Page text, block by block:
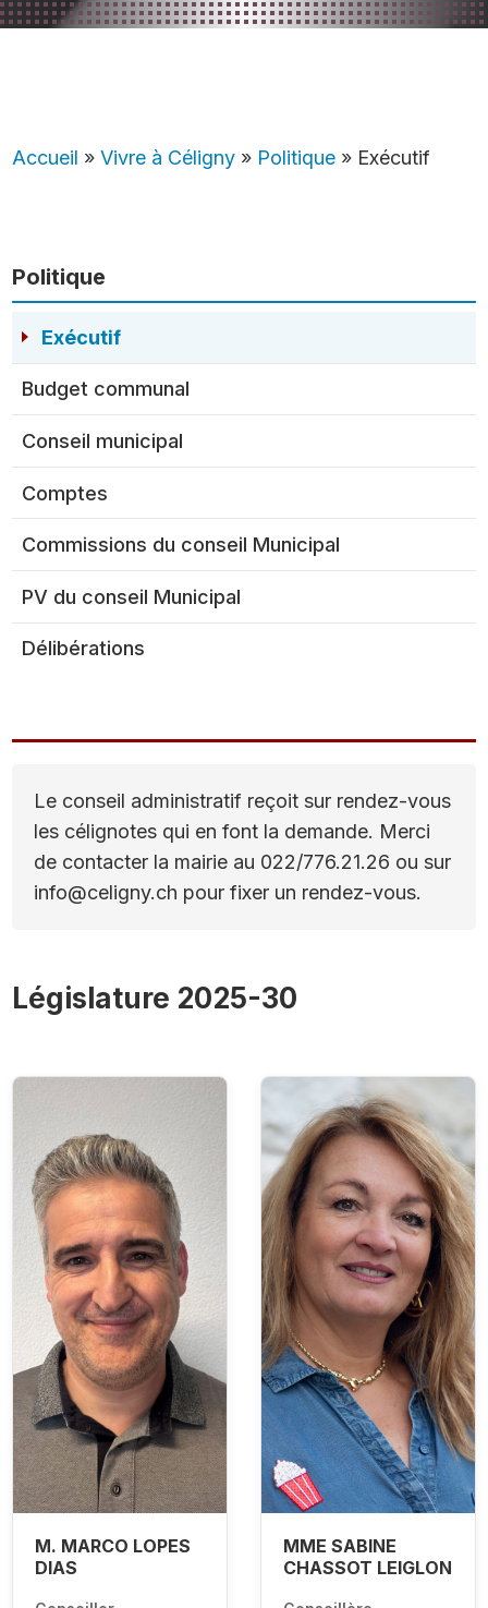
Accueil »Vivre à Céligny » Politique » Exécutif
Politique
Exécutif
Budget communal
Conseil municipal
Comptes
Commissions du conseil Municipal
PV du conseil Municipal
Délibérations
Le conseil administratif reçoit sur rendez-vous
les célignotes qui en font la demande. Merci
de contacter la mairie au 022/776.21.26 ou sur
info@celigny.ch pour fixer un rendez-vous.
Législature 2025-30
M. MARCO LOPES
DIAS
MME SABINE
CHASSOT LEIGLON